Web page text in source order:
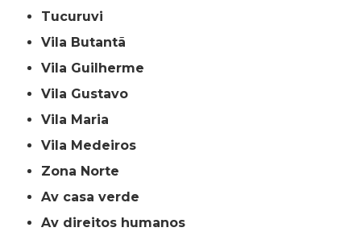
Tucuruvi
Vila Butantã
Vila Guilherme
Vila Gustavo
Vila Maria
Vila Medeiros
Zona Norte
av casa verde
av direitos humanos